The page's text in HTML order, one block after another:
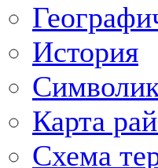
История
Карта
Схема